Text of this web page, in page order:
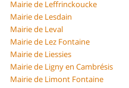
Mairie de Leffrinckoucke
Mairie de Lesdain
Mairie de Leval
Mairie de Lez Fontaine
Mairie de Liessies
Mairie de Ligny en Cambrésis
Mairie de Limont Fontaine